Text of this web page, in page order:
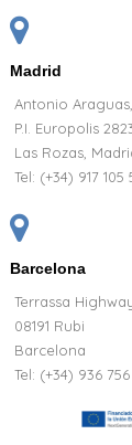
Madrid
Antonio
P.I. Europolis
Las Rozas,
Tel: (+34) 917 105
Barcelona
Terrassa
08191 Rubi
Barcelona
Tel: (+34) 936